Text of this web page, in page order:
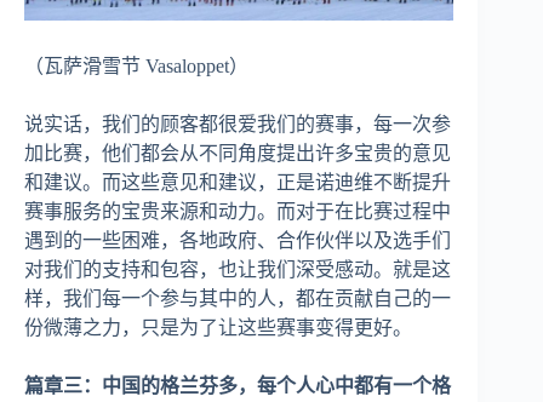
（瓦萨滑雪节 Vasaloppet）
说实话，我们的顾客都很爱我们的赛事，每一次参
加比赛，他们都会从不同角度提出许多宝贵的意见
和建议。而这些意见和建议，正是诺迪维不断提升
赛事服务的宝贵来源和动力。而对于在比赛过程中
遇到的一些困难，各地政府、合作伙伴以及选手们
对我们的支持和包容，也让我们深受感动。就是这
样，我们每一个参与其中的人，都在贡献自己的一
份微薄之力，只是为了让这些赛事变得更好。
篇章三：中国的格兰芬多，每个人心中都有一个格